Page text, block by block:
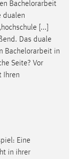
Bachelorarbeit
dualen
[...]
Das duale
Bachelorarbeit in
Seite? Vor
Ihren
Eine
in ihrer